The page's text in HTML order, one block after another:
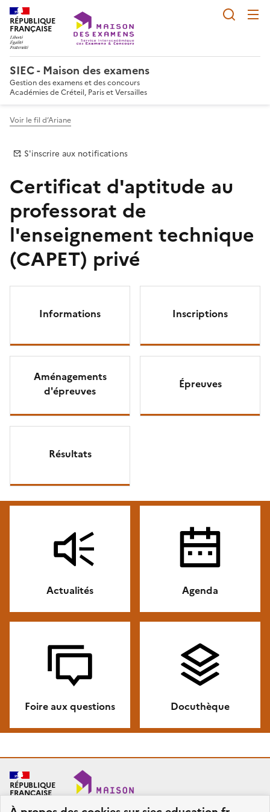
RÉPUBLIQUE
FRANÇAISE
SIEC - Maison des examens
Gestion des examens et des concours
Académies de Créteil, Paris et Versailles
Voir le fil d’Ariane
S'inscrire aux notifications
Certificat d'aptitude au
professorat de
l'enseignement technique
(CAPET) privé
professorat de l'enseignement technique (CAPET)
Envoi :
Informations Inscriptions
Aménagements
d'épreuves
Épreuves
Résultats
Actualités Agenda
Foire aux questions Docuthèque
RÉPUBLIQUE
FRANÇAISE